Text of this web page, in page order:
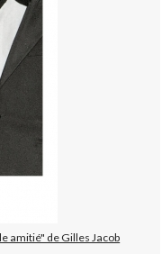
amitié" de Gilles Jacob